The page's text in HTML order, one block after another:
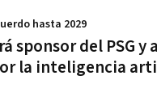
sponsor del PSG y
la inteligencia
hasta 2029